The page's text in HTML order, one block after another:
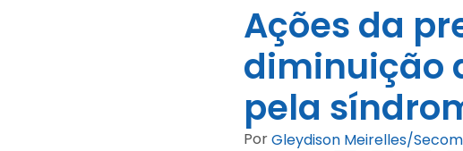
Ações da
diminuição
pela
PorGleydison Meirelles/Secom